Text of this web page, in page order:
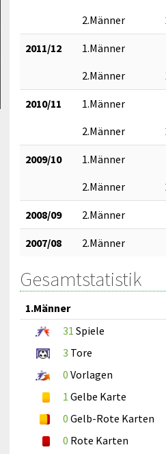
2.Männer
2011/12 1.Männer
2.Männer
2010/11 1.Männer
2.Männer
2009/10 1.Männer
2.Männer
2008/09 2.Männer
2007/08 2.Männer
Gesamtstatistik
1.Männer
31 Spiele
3 Tore
0 Vorlagen
1 Gelbe Karte
0 Gelb-Rote Karten
0 Rote Karten